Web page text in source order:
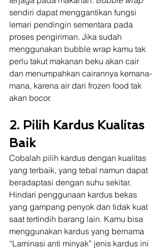
sendiri dapat menggantikan fungsi
lemari pendingin sementara pada
proses pengiriman. Jika sudah
menggunakan bubble wrap kamu tak
perlu takut makanan beku akan cair
dan menumpahkan cairannya kemana-
mana, karena air dari frozen food tak
akan bocor.
2. Pilih Kardus Kualitas
Baik
Cobalah pilih kardus dengan kualitas
yang terbaik, yang tebal namun dapat
beradaptasi dengan suhu sekitar.
Hindari penggunaan kardus bekas
yang gampang penyok dan tidak kuat
saat tertindih barang lain. Kamu bisa
menggunakan kardus yang bernama
“Laminasi anti minyak” jenis kardus ini